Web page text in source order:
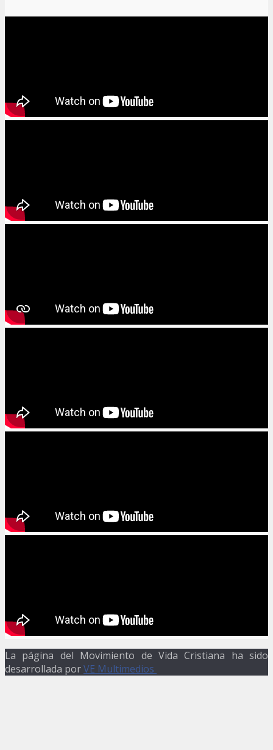
La página del Movimiento de Vida Cristiana ha sido
desarrollada porVE Multimedios